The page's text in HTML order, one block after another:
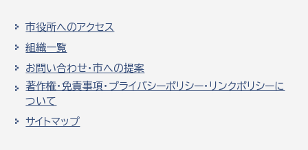
市役所へのアクセス
組織一覧
お問い合わせ・市への提案
著作権・免責事項・プライバシーポリシー・リンクポリシーに
ついて
サイトマップ